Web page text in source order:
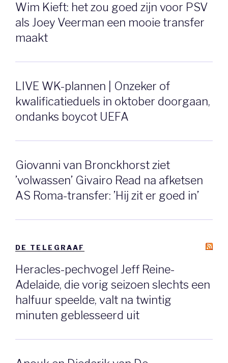
Wim Kieft: het zou goed zijn voor PSV
als Joey Veerman een mooie transfer
maakt
LIVE WK-plannen | Onzeker of
kwalificatieduels in oktober doorgaan,
ondanks boycot UEFA
Giovanni van Bronckhorst ziet
’volwassen’ Givairo Read na afketsen
AS Roma-transfer: ’Hij zit er goed in’
DE TELEGRAAF
Heracles-pechvogel Jeff Reine-
Adelaide, die vorig seizoen slechts een
halfuur speelde, valt na twintig
minuten geblesseerd uit